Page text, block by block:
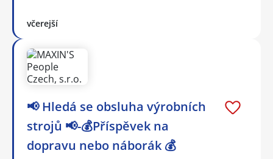
včerejší
📢 Hledá se obsluha výrobních
strojů 📢-💰Příspěvek na
dopravu nebo náborák 💰